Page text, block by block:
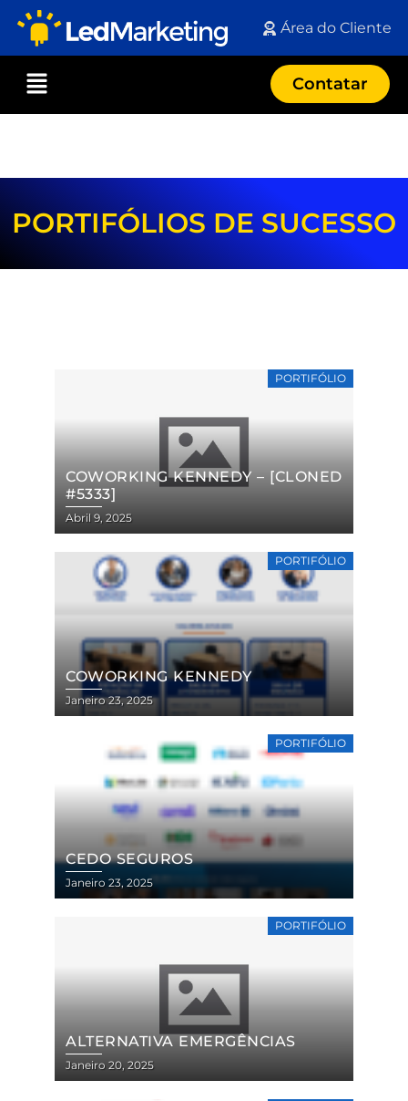
Área do Cliente
Contatar
PORTIFÓLIOS DE SUCESSO
PORTIFÓLIO
COWORKING KENNEDY – [CLONED
#5333]
Abril 9, 2025
PORTIFÓLIO
COWORKING KENNEDY
Janeiro 23, 2025
PORTIFÓLIO
CEDO SEGUROS
Janeiro 23, 2025
PORTIFÓLIO
ALTERNATIVA EMERGÊNCIAS
Janeiro 20, 2025